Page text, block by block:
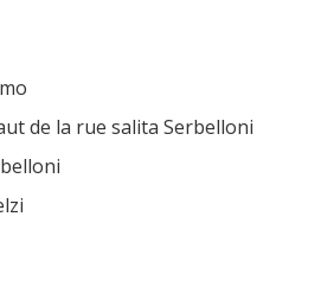
de la rue salita Serbelloni